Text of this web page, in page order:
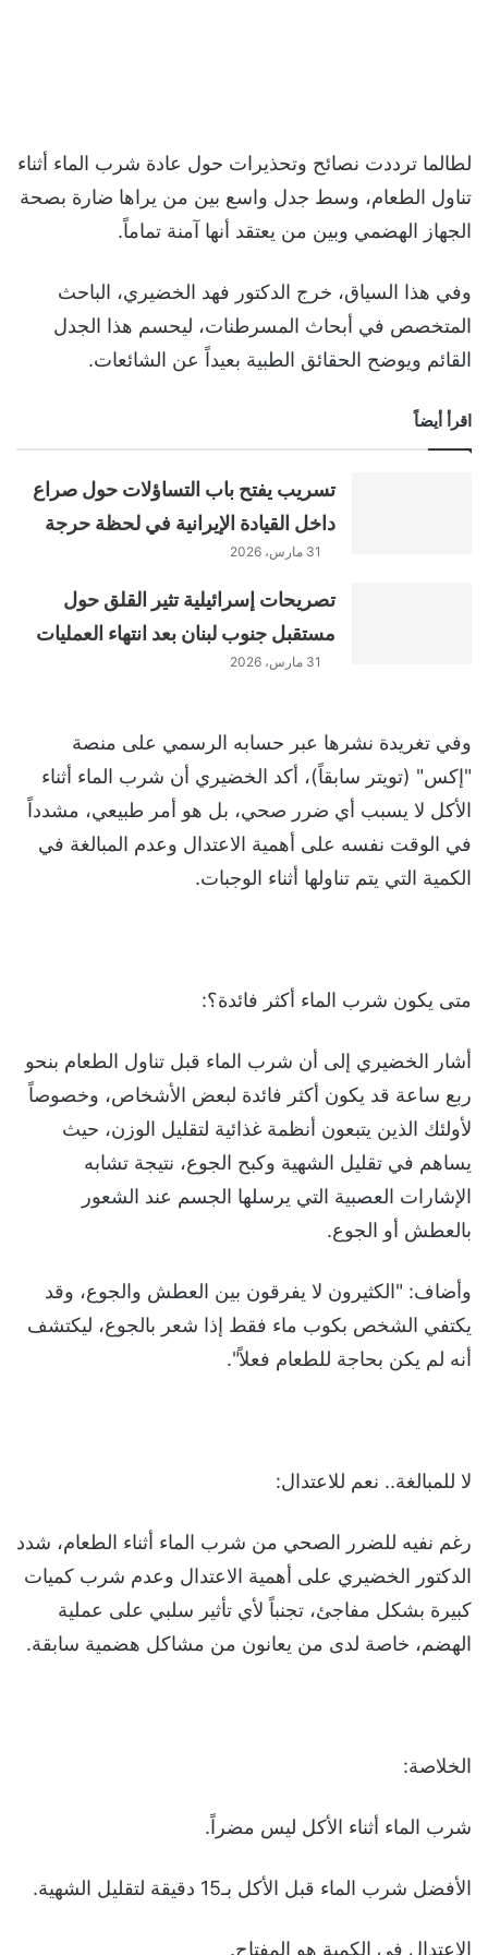
لطالما ترددت نصائح وتحذيرات حول عادة شرب الماء أثناء
تناول الطعام، وسط جدل واسع بين من يراها ضارة بصحة
الجهاز الهضمي وبين من يعتقد أنها آمنة تماماً.
وفي هذا السياق، خرج الدكتور فهد الخضيري، الباحث
المتخصص في أبحاث المسرطنات، ليحسم هذا الجدل
القائم ويوضح الحقائق الطبية بعيداً عن الشائعات.
اقرأ أيضاً
تسريب يفتح باب التساؤلات حول صراع
داخل القيادة الإيرانية في لحظة حرجة
31 مارس، 2026
تصريحات إسرائيلية تثير القلق حول
مستقبل جنوب لبنان بعد انتهاء العمليات
31 مارس، 2026
وفي تغريدة نشرها عبر حسابه الرسمي على منصة
"إكس" (تويتر سابقاً)، أكد الخضيري أن شرب الماء أثناء
الأكل لا يسبب أي ضرر صحي، بل هو أمر طبيعي، مشدداً
في الوقت نفسه على أهمية الاعتدال وعدم المبالغة في
الكمية التي يتم تناولها أثناء الوجبات.
متى يكون شرب الماء أكثر فائدة؟:
أشار الخضيري إلى أن شرب الماء قبل تناول الطعام بنحو
ربع ساعة قد يكون أكثر فائدة لبعض الأشخاص، وخصوصاً
لأولئك الذين يتبعون أنظمة غذائية لتقليل الوزن، حيث
يساهم في تقليل الشهية وكبح الجوع، نتيجة تشابه
الإشارات العصبية التي يرسلها الجسم عند الشعور
بالعطش أو الجوع.
وأضاف: "الكثيرون لا يفرقون بين العطش والجوع، وقد
يكتفي الشخص بكوب ماء فقط إذا شعر بالجوع، ليكتشف
أنه لم يكن بحاجة للطعام فعلاً".
لا للمبالغة.. نعم للاعتدال:
رغم نفيه للضرر الصحي من شرب الماء أثناء الطعام، شدد
الدكتور الخضيري على أهمية الاعتدال وعدم شرب كميات
كبيرة بشكل مفاجئ، تجنباً لأي تأثير سلبي على عملية
الهضم، خاصة لدى من يعانون من مشاكل هضمية سابقة.
الخلاصة:
شرب الماء أثناء الأكل ليس مضراً.
الأفضل شرب الماء قبل الأكل بـ15 دقيقة لتقليل الشهية.
الاعتدال في الكمية هو المفتاح.